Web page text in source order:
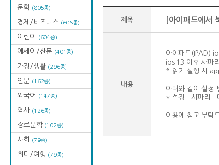
문학 (805종)
경제/비즈니스 (606종)
어린이 (604종)
에세이/산문 (401종)
가정/생활 (296종)
인문 (162종)
외국어 (147종)
역사 (126종)
장르문학 (102종)
사회 (79종)
취미/여행 (79종)
제목 [아이패드에서
내용
아이패드(IPAD)
ios 13 이후 사파
책읽기 실행 시
아래와 같이 설정
* 설정 - 사파리 -
이용에 참고 부탁